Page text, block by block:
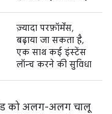
ज़्यादा परफ़ॉर्मेंस,
बढ़ाया जा सकता है,
एक साथ कई इंस्टेंस
लॉन्च करने की सुविधा
को अलग-अलग चालू